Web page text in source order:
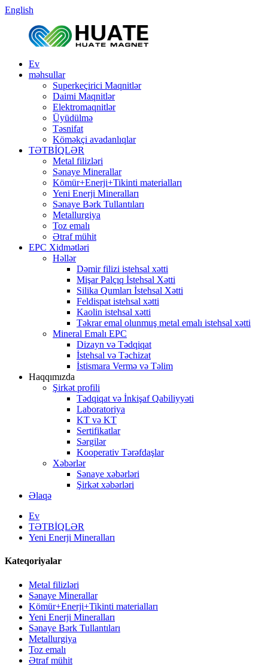
English
Ev
məhsullar
Superkeçirici Maqnitlər
Daimi Maqnitlər
Elektromaqnitlər
Üyüdülmə
Təsnifat
Köməkçi avadanlıqlar
TƏTBİQLƏR
Metal filizləri
Sənaye Minerallar
Kömür+Enerji+Tikinti materialları
Yeni Enerji Mineralları
Sənaye Bərk Tullantıları
Metallurgiya
Toz emalı
Ətraf mühit
EPC Xidmətləri
Həllər
Dəmir filizi istehsal xətti
Mişar Palçıq İstehsal Xətti
Silika Qumları İstehsal Xətti
Feldispat istehsal xətti
Kaolin istehsal xətti
Təkrar emal olunmuş metal emalı istehsal xətti
Mineral Emalı EPC
Dizayn və Tədqiqat
İstehsal və Təchizat
İstismara Vermə və Təlim
Haqqımızda
Şirkət profili
Tədqiqat və İnkişaf Qabiliyyəti
Laboratoriya
KT və KT
Sertifikatlar
Sərgilər
Kooperativ Tərəfdaşlar
Xəbərlər
Sənaye xəbərləri
Şirkət xəbərləri
Əlaqə
Ev
TƏTBİQLƏR
Yeni Enerji Mineralları
Kateqoriyalar
Metal filizləri
Sənaye Minerallar
Kömür+Enerji+Tikinti materialları
Yeni Enerji Mineralları
Sənaye Bərk Tullantıları
Metallurgiya
Toz emalı
Ətraf mühit